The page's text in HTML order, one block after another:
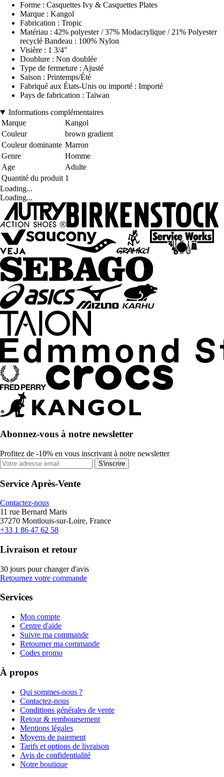
Forme : Casquettes Ivy & Casquettes Plates
Marque : Kangol
Fabrication : Tropic
Matériau : 42% polyester / 37% Modacrylique / 21% Polyester
recyclé Bandeau : 100% Nylon
Visière : 1 3/4"
Doublure : Non doublée
Type de fermeture : Ajusté
Saison : Printemps/Été
Fabriqué aux États-Unis ou importé : Importé
Pays de fabrication : Taïwan
Informations complémentaires
Marque
Kangol
Couleur
brown gradient
Couleur dominante Marron
Genre
Homme
Age
Adulte
Quantité du produit 1
Loading...
Loading...
Abonnez-vous à notre newsletter
Profitez de -10% en vous inscrivant à notre newsletter
S'inscrire
Service Après-Vente
Contactez-nous
11 rue Bernard Maris
37270 Montlouis-sur-Loire, France
+33 1 86 47 62 58
Livraison et retour
30 jours pour changer d'avis
Retournez votre commande
Services
Mon compte
Centre d'aide
Suivre ma commande
Retourner ma commande
Codes promo
À propos
Qui sommes-nous ?
Contactez-nous
Conditions générales de vente
Retour & remboursement
Mentions légales
Moyens de paiement
Tarifs et options de livraison
Avis de confidentialité
Notre boutique